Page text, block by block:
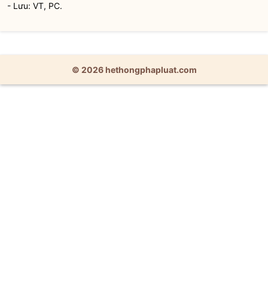
- Lưu: VT, PC.
© 2026 hethongphapluat.com